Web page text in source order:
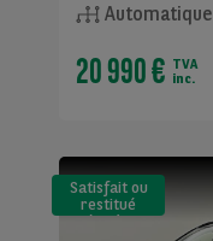
Automatique
20 990 € TVA
inc.
Satisfait ou
restitué
(LLD)*